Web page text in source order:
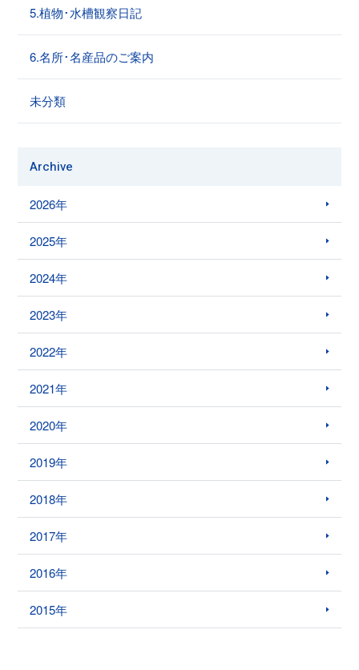
5.植物･水槽観察日記
6.名所･名産品のご案内
未分類
Archive
2026年
2025年
2024年
2023年
2022年
2021年
2020年
2019年
2018年
2017年
2016年
2015年